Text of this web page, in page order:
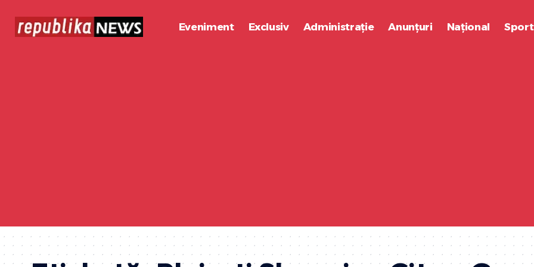
Eveniment Exclusiv Administrație Anunțuri Național Sport